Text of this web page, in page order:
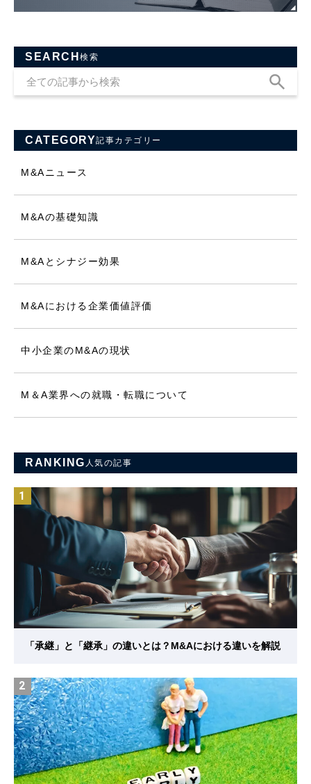
SEARCH検索
CATEGORY記事カテゴリー
M&Aニュース
M&Aの基礎知識
M&Aとシナジー効果
M&Aにおける企業価値評価
中小企業のM&Aの現状
M＆A業界への就職・転職について
RANKING 人気の記事
1
「承継」と「継承」の違いとは？M&Aにおける違いを解説
2